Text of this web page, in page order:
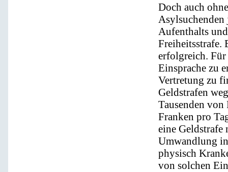
Doch auch
Asylsuchenden
Aufenthalts
Freiheitsstrafe.
erfolgreich. Für
Einsprache zu
Vertretung zu
Geldstrafen
Tausenden
Franken pro
eine Geldstrafe
Umwandlung
physisch
von solchen